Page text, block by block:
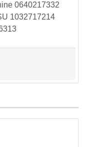
0640217332
1032717214